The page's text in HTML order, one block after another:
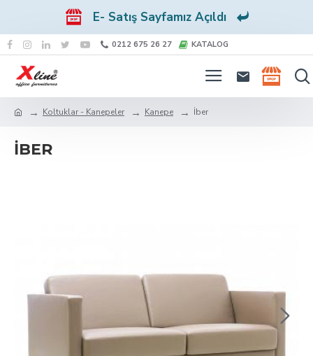
E- Satış Sayfamız Açıldı
0212 675 26 27 KATALOG
Koltuklar - Kanepeler Kanepe İber
İBER